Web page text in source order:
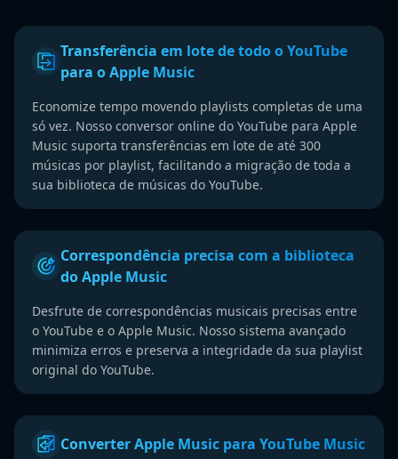
Transferência em lote de todo o YouTube
para o Apple Music
Economize tempo movendo playlists completas de uma
só vez. Nosso conversor online do YouTube para Apple
Music suporta transferências em lote de até 300
músicas por playlist, facilitando a migração de toda a
sua biblioteca de músicas do YouTube.
Correspondência precisa com a biblioteca
do Apple Music
Desfrute de correspondências musicais precisas entre
o YouTube e o Apple Music. Nosso sistema avançado
minimiza erros e preserva a integridade da sua playlist
original do YouTube.
Converter Apple Music para YouTube Music